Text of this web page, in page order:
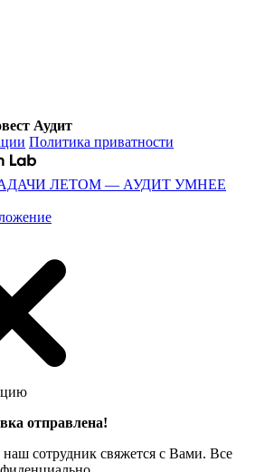
Аудит
Политика приватности
ЛЕТОМ — АУДИТ УМНЕЕ
отправлена!
сотрудник свяжется с Вами. Все